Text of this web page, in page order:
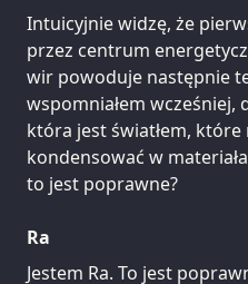
Intuicyjnie widzę, że
przez centrum
wir powoduje następnie
wspomniałem wcześniej,
która jest światłem, które
kondensować w
to jest poprawne?
Ra
Jestem Ra. To jest